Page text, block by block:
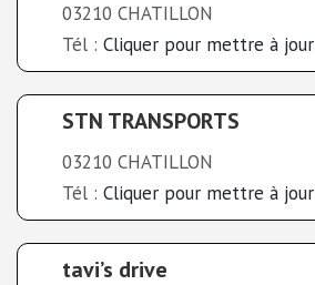
03210 CHATILLON
Tél : Cliquer pour mettre à jour
STN TRANSPORTS
03210 CHATILLON
Tél : Cliquer pour mettre à jour
tavi’s drive